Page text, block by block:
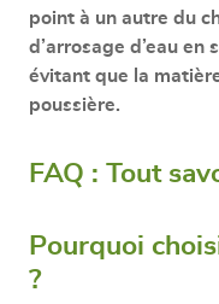
point à un autre du
d’arrosage d’eau en
évitant que la
poussière.
FAQ : Tout
Pourquoi
?